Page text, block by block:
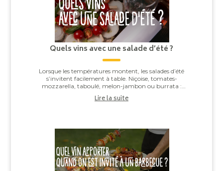
Quels vins avec une salade d’été ?
Lorsque les températures montent, les salades d’été
s’invitent facilement à table. Niçoise, tomates-
mozzarella, taboulé, melon-jambon ou burrata :
derrière leur apparente simplicité, elles offren...
Lire la suite